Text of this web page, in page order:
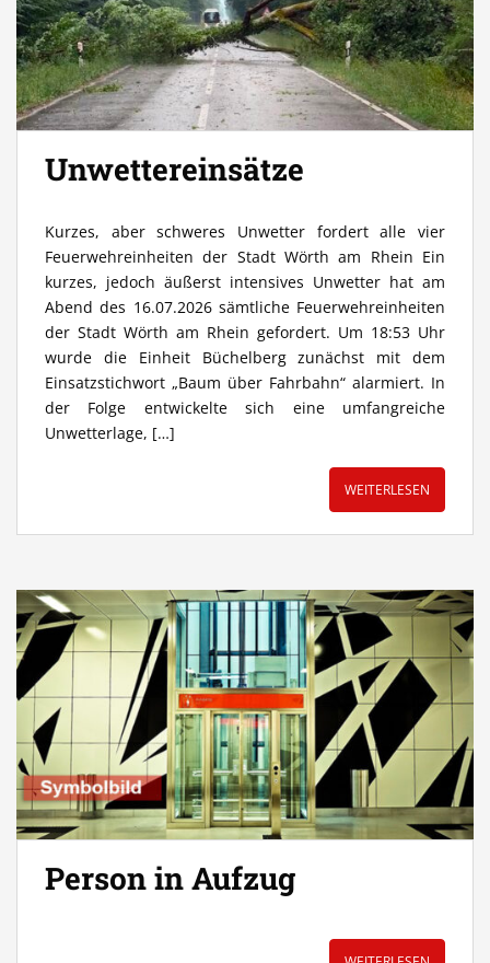
Unwettereinsätze
Kurzes, aber schweres Unwetter fordert alle vier
Feuerwehreinheiten der Stadt Wörth am Rhein Ein
kurzes, jedoch äußerst intensives Unwetter hat am
Abend des 16.07.2026 sämtliche Feuerwehreinheiten
der Stadt Wörth am Rhein gefordert. Um 18:53 Uhr
wurde die Einheit Büchelberg zunächst mit dem
Einsatzstichwort „Baum über Fahrbahn“ alarmiert. In
der Folge entwickelte sich eine umfangreiche
Unwetterlage, […]
WEITERLESEN
Person in Aufzug